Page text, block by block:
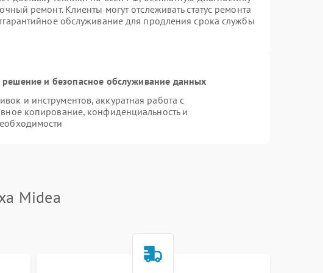
ремонт. Клиенты могут отслеживать статус ремонта
обслуживание для продления срока службы
и безопасное обслуживание данных
и инструментов, аккуратная работа с
копирование, конфиденциальность и
Midea